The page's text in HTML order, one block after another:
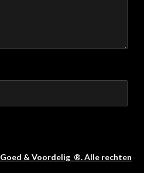
& Voordelig ®. Alle rechten